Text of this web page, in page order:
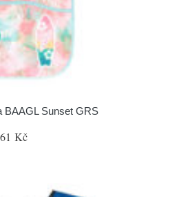
BAAGL Sunset GRS
Kč